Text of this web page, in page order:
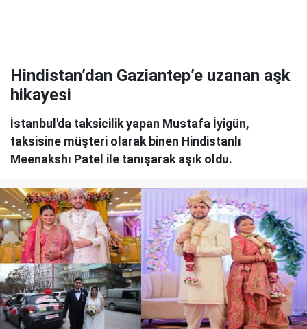
Hindistan’dan Gaziantep’e uzanan aşk
hikayesi
İstanbul'da taksicilik yapan Mustafa İyigün,
taksisine müşteri olarak binen Hindistanlı
Meenakshı Patel ile tanışarak aşık oldu.